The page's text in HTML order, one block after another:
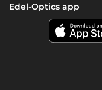
Edel-Optics app